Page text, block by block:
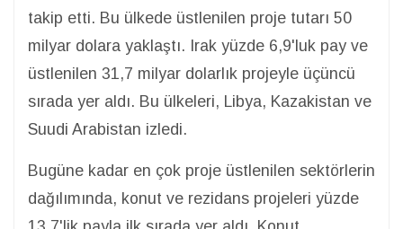
takip etti. Bu ülkede üstlenilen proje tutarı 50
milyar dolara yaklaştı. Irak yüzde 6,9'luk pay ve
üstlenilen 31,7 milyar dolarlık projeyle üçüncü
sırada yer aldı. Bu ülkeleri, Libya, Kazakistan ve
Suudi Arabistan izledi.
Bugüne kadar en çok proje üstlenilen sektörlerin
dağılımında, konut ve rezidans projeleri yüzde